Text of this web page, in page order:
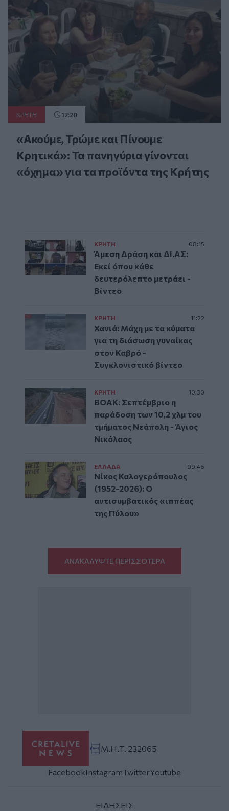
ΚΡΗΤΗ 12:20
«Ακούμε, Τρώμε και Πίνουμε
Κρητικά»: Τα πανηγύρια γίνονται
«όχημα» για τα προϊόντα της Κρήτης
ΚΡΗΤΗ 08:15
Άμεση Δράση και ΔΙ.ΑΣ:
Εκεί όπου κάθε
δευτερόλεπτο μετράει -
Βίντεο
ΚΡΗΤΗ 11:22
Χανιά: Μάχη με τα κύματα
για τη διάσωση γυναίκας
στον Καβρό -
Συγκλονιστικό βίντεο
ΚΡΗΤΗ 10:30
ΒΟΑΚ: Σεπτέμβριο η
παράδοση των 10,2 χλμ του
τμήματος Νεάπολη - Άγιος
Νικόλαος
ΕΛΛAΔΑ 09:46
Νίκος Καλογερόπουλος
(1952-2026): O
αντισυμβατικός «ιππέας
της Πύλου»
ΑΝΑΚΑΛΥΨΤΕ ΠΕΡΙΣΣΟΤΕΡΑ
Μ.Η.Τ. 232065
FacebookInstagramTwitterYoutube
ΕΙΔΗΣΕΙΣ